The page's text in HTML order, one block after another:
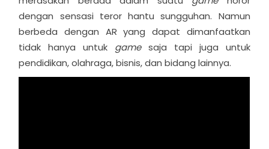
dengan sensasi teror hantu sungguhan. Namun
berbeda dengan AR yang dapat dimanfaatkan
tidak hanya untuk game saja tapi juga untuk
pendidikan, olahraga, bisnis, dan bidang lainnya.